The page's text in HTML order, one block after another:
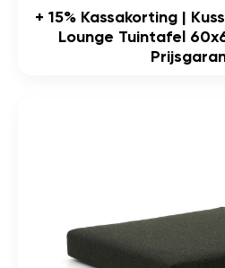
+ 15% Kassakorting |
Lounge Tuintafel